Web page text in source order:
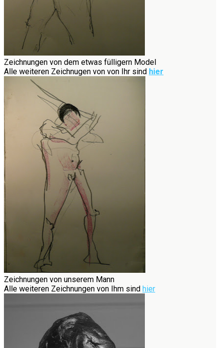
Zeichnungen von dem etwas fülligern Model
Alle weiteren Zeichnugen von von Ihr sind hier
Zeichnungen von unserem Mann
Alle weiteren Zeichnungen von Ihm sind hier